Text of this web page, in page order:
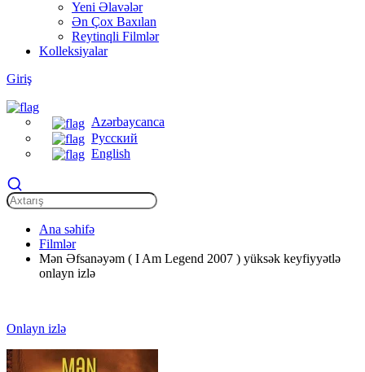
Yeni Əlavələr
Ən Çox Baxılan
Reytinqli Filmlər
Kolleksiyalar
Giriş
Azərbaycanca
Русский
English
Ana səhifə
Filmlər
Mən Əfsanəyəm ( I Am Legend 2007 ) yüksək keyfiyyətlə
onlayn izlə
Onlayn izlə